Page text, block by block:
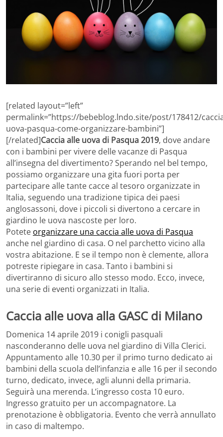
[related layout=”left”
permalink=”https://bebeblog.lndo.site/post/178412/
uova-pasqua-come-organizzare-bambini”]
[/related]Caccia alle uova di Pasqua 2019, dove andare
con i bambini per vivere delle vacanze di Pasqua
all’insegna del divertimento? Sperando nel bel tempo,
possiamo organizzare una gita fuori porta per
partecipare alle tante cacce al tesoro organizzate in
Italia, seguendo una tradizione tipica dei paesi
anglosassoni, dove i piccoli si divertono a cercare in
giardino le uova nascoste per loro.
Potete organizzare una caccia alle uova di Pasqua
anche nel giardino di casa. O nel parchetto vicino alla
vostra abitazione. E se il tempo non è clemente, allora
potreste ripiegare in casa. Tanto i bambini si
divertiranno di sicuro allo stesso modo. Ecco, invece,
una serie di eventi organizzati in Italia.
Caccia alle uova alla GASC di Milano
Domenica 14 aprile 2019 i conigli pasquali
nasconderanno delle uova nel giardino di Villa Clerici.
Appuntamento alle 10.30 per il primo turno dedicato ai
bambini della scuola dell’infanzia e alle 16 per il secondo
turno, dedicato, invece, agli alunni della primaria.
Seguirà una merenda. L’ingresso costa 10 euro.
Ingresso gratuito per un accompagnatore. La
prenotazione è obbligatoria. Evento che verrà annullato
in caso di maltempo.